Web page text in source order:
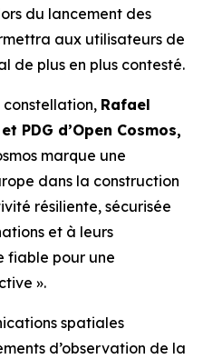
du lancement des
aux utilisateurs de
de plus en plus contesté.
Rafael
PDG d’Open Cosmos,
marque une
dans la construction
résiliente, sécurisée
et à leurs
fiable pour une
».
spatiales
d’observation de la